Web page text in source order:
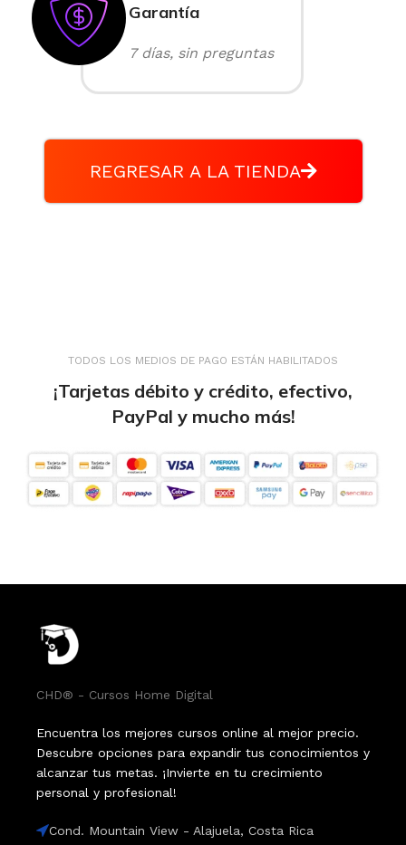
Garantía
7 días, sin preguntas
REGRESAR A LA TIENDA
TODOS LOS MEDIOS DE PAGO ESTÁN HABILITADOS
¡Tarjetas débito y crédito, efectivo,
PayPal y mucho más!
CHD® - Cursos Home Digital
Encuentra los mejores cursos online al mejor precio.
Descubre opciones para expandir tus conocimientos y
alcanzar tus metas. ¡Invierte en tu crecimiento
personal y profesional!
Cond. Mountain View - Alajuela, Costa Rica